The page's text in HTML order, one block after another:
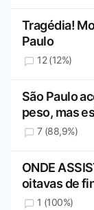
Tragédia!
Paulo
12 (12%)
São Paulo
peso, mas
7 (88,9%)
ONDE
oitavas de
1 (100%)